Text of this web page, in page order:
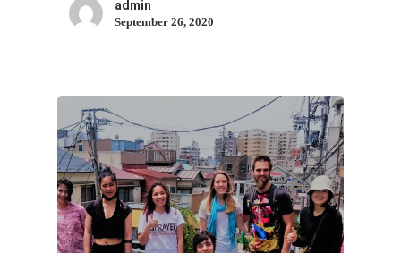
admin
September 26, 2020